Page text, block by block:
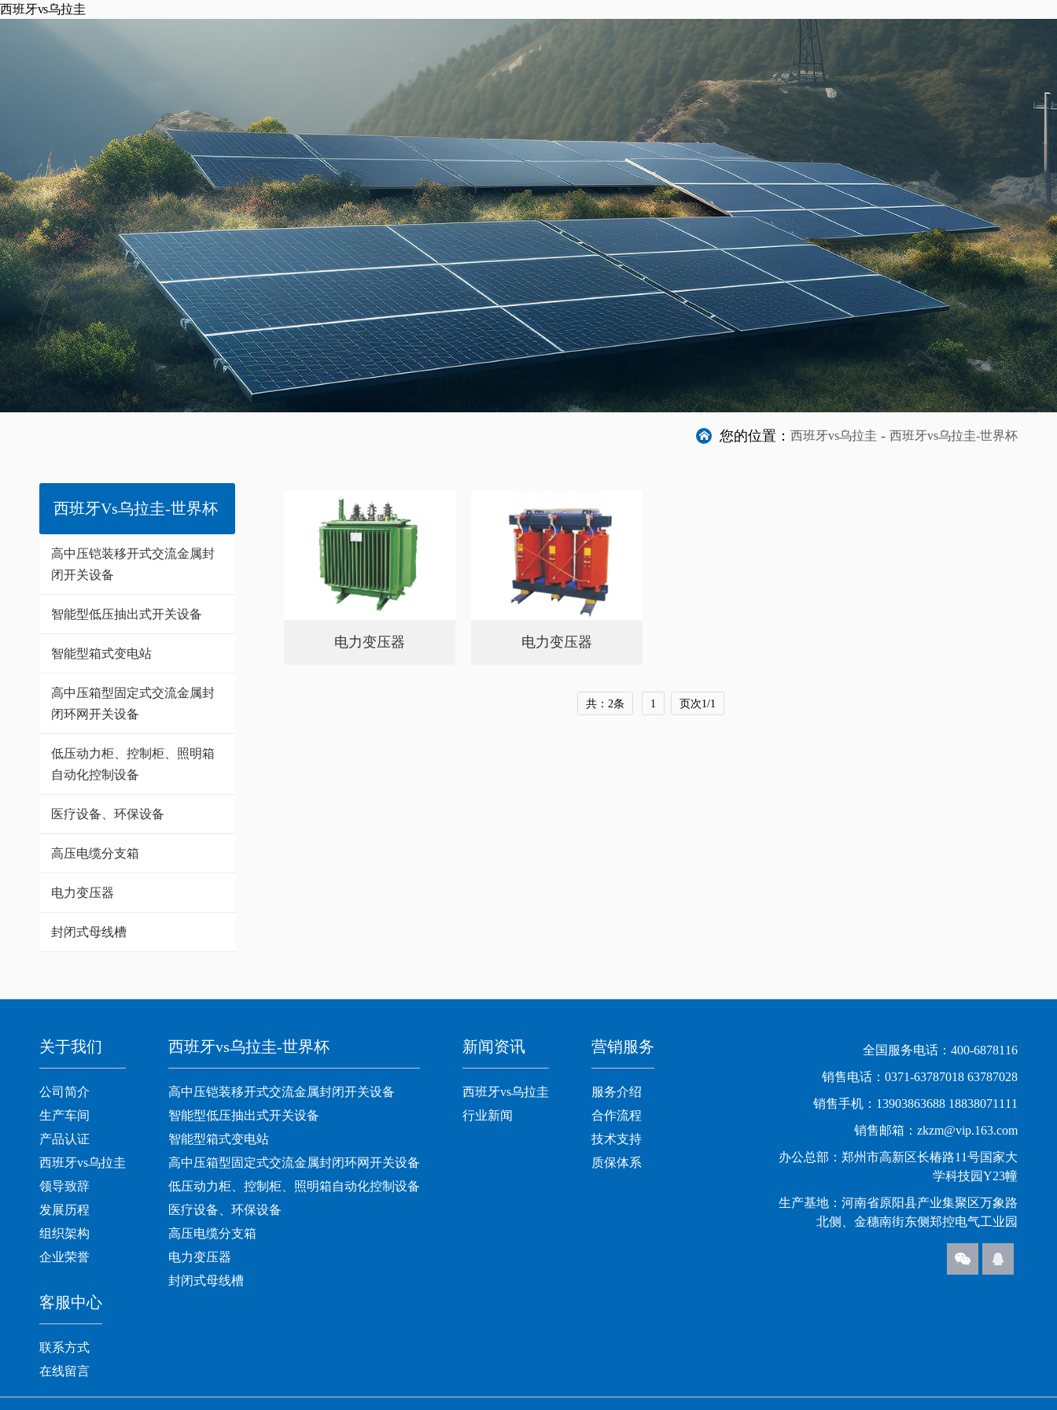
西班牙vs乌拉圭
您的位置： 西班牙vs乌拉圭 - 西班牙vs乌拉圭-世界杯
西班牙vs乌拉圭-世界杯
高中压铠装移开式交流金属封
闭开关设备
智能型低压抽出式开关设备
智能型箱式变电站
高中压箱型固定式交流金属封
闭环网开关设备
低压动力柜、控制柜、照明箱
自动化控制设备
医疗设备、环保设备
高压电缆分支箱
电力变压器
封闭式母线槽
电力变压器 电力变压器
共：2条 1 页次1/1
关于我们
公司简介
生产车间
产品认证
西班牙vs乌拉圭
领导致辞
发展历程
组织架构
企业荣誉
西班牙vs乌拉圭-世界杯
高中压铠装移开式交流金属封闭开关设备
智能型低压抽出式开关设备
智能型箱式变电站
高中压箱型固定式交流金属封闭环网开关设备
低压动力柜、控制柜、照明箱自动化控制设备
医疗设备、环保设备
高压电缆分支箱
电力变压器
封闭式母线槽
新闻资讯
西班牙vs乌拉圭
行业新闻
营销服务
服务介绍
合作流程
技术支持
质保体系
客服中心
联系方式
在线留言
全国服务电话：400-6878116
销售电话：0371-63787018 63787028
销售手机：13903863688 18838071111
销售邮箱：zkzm@vip.163.com
办公总部：郑州市高新区长椿路11号国家大
学科技园Y23幢
生产基地：河南省原阳县产业集聚区万象路
北侧、金穗南街东侧郑控电气工业园